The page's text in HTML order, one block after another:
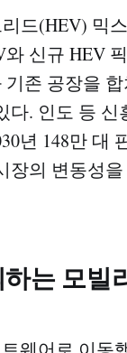
드(HEV) 믹
신규 HEV
존 공장을 합
다. 인도 등 신
년 148만 대
장의 변동성
는 모빌